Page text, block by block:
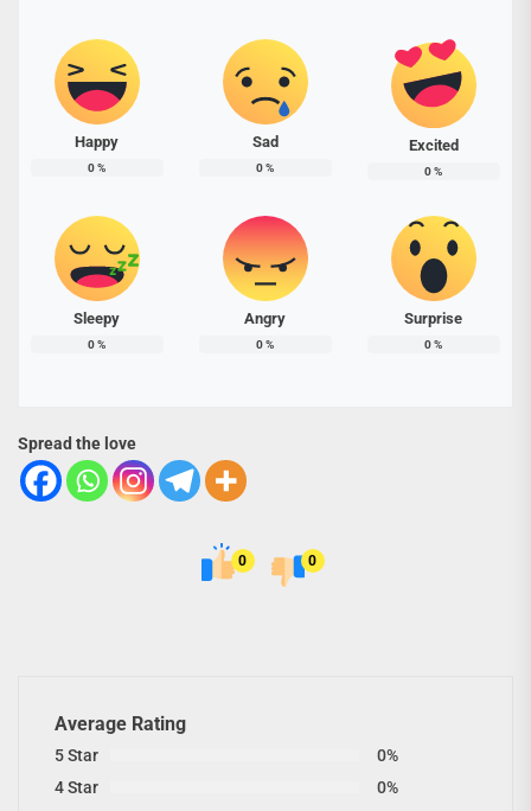
Happy
0%
Sad
0%
Excited
0%
Sleepy
0%
Angry
0%
Surprise
0%
Spread the love
0 0
Average Rating
5 Star
0%
4 Star
0%